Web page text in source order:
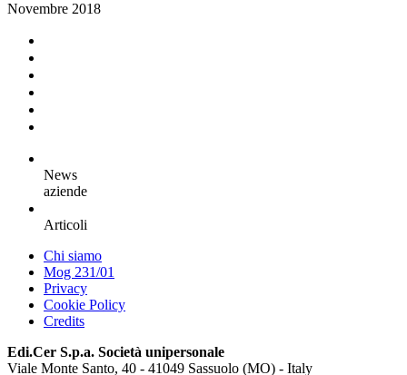
Novembre 2018
News
aziende
Articoli
Chi siamo
Mog 231/01
Privacy
Cookie Policy
Credits
Edi.Cer S.p.a. Società unipersonale
Viale Monte Santo, 40 - 41049 Sassuolo (MO) - Italy